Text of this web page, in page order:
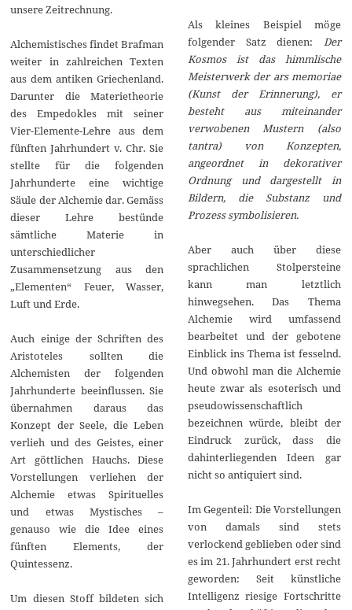
unsere Zeitrechnung.
Alchemistisches findet Brafman
weiter in zahlreichen Texten
aus dem antiken Griechenland.
Darunter die Materietheorie
des Empedokles mit seiner
Vier-Elemente-Lehre aus dem
fünften Jahrhundert v. Chr. Sie
stellte für die folgenden
Jahrhunderte eine wichtige
Säule der Alchemie dar. Gemäss
dieser Lehre bestünde
sämtliche Materie in
unterschiedlicher
Zusammensetzung aus den
„Elementen“ Feuer, Wasser,
Luft und Erde.
Auch einige der Schriften des
Aristoteles sollten die
Alchemisten der folgenden
Jahrhunderte beeinflussen. Sie
übernahmen daraus das
Konzept der Seele, die Leben
verlieh und des Geistes, einer
Art göttlichen Hauchs. Diese
Vorstellungen verliehen der
Alchemie etwas Spirituelles
und etwas Mystisches –
genauso wie die Idee eines
fünften Elements, der
Quintessenz.
Um diesen Stoff bildeten sich
Als kleines Beispiel möge
folgender Satz dienen:
Der
Kosmos ist das himmlische
Meisterwerk der ars memoriae
(Kunst der Erinnerung), er
besteht aus miteinander
verwobenen Mustern (also
tantra) von Konzepten,
angeordnet in dekorativer
Ordnung und dargestellt in
Bildern, die Substanz und
Prozess symbolisieren.
Aber auch über diese
sprachlichen Stolpersteine
kann man letztlich
hinwegsehen. Das Thema
Alchemie wird umfassend
bearbeitet und der gebotene
Einblick ins Thema ist fesselnd.
Und obwohl man die Alchemie
heute zwar als esoterisch und
pseudowissenschaftlich
bezeichnen würde, bleibt der
Eindruck zurück, dass die
dahinterliegenden Ideen gar
nicht so antiquiert sind.
Im Gegenteil: Die Vorstellungen
von damals sind stets
verlockend geblieben oder sind
es im 21. Jahrhundert erst recht
geworden: Seit künstliche
Intelligenz riesige Fortschritte